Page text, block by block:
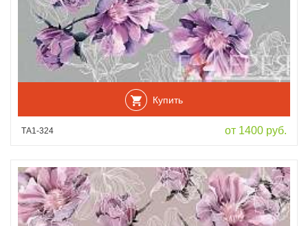
Купить
ТА1-324 от 1400 руб.